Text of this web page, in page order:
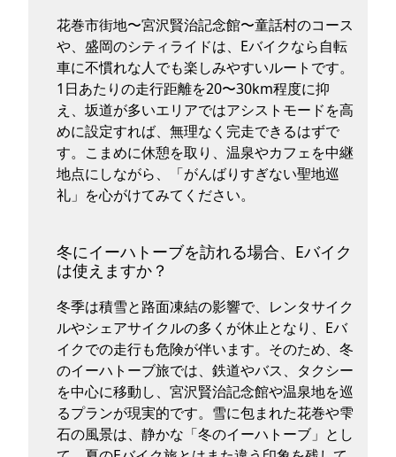
花巻市街地〜宮沢賢治記念館〜童話村のコース
や、盛岡のシティライドは、Eバイクなら自転
車に不慣れな人でも楽しみやすいルートです。
1日あたりの走行距離を20〜30km程度に抑
え、坂道が多いエリアではアシストモードを高
めに設定すれば、無理なく完走できるはずで
す。こまめに休憩を取り、温泉やカフェを中継
地点にしながら、「がんばりすぎない聖地巡
礼」を心がけてみてください。
冬にイーハトーブを訪れる場合、Eバイク
は使えますか？
冬季は積雪と路面凍結の影響で、レンタサイク
ルやシェアサイクルの多くが休止となり、Eバ
イクでの走行も危険が伴います。そのため、冬
のイーハトーブ旅では、鉄道やバス、タクシー
を中心に移動し、宮沢賢治記念館や温泉地を巡
るプランが現実的です。雪に包まれた花巻や雫
石の風景は、静かな「冬のイーハトーブ」とし